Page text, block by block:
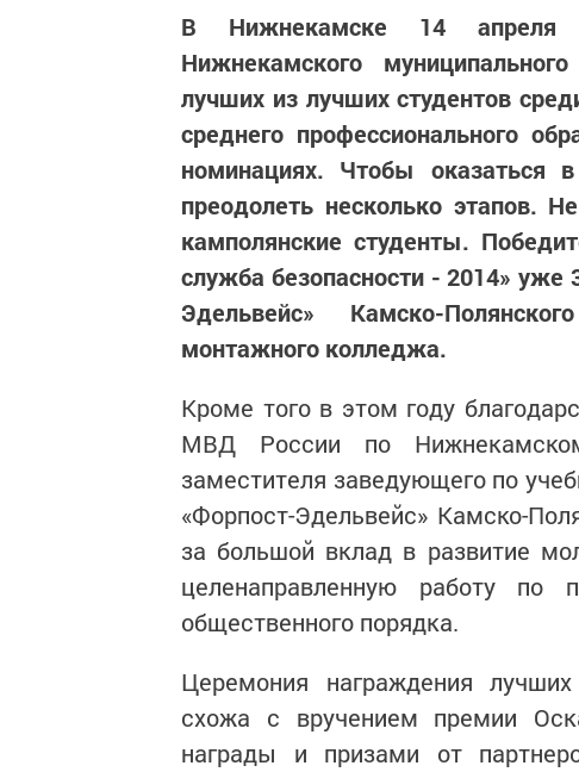
В Нижнекамске 14 апреля
Нижнекамского
лучших из лучших студентов
среднего профессионального
номинациях. Чтобы оказаться
преодолеть несколько этапов.
камполянские студенты.
служба безопасности - 2014» уже
Эдельвейс» Камско-
монтажного колледжа.
Кроме того в этом году
МВД России по
заместителя заведующего по
«Форпост-Эдельвейс» Камско-
за большой вклад в развитие
целенаправленную работу по
общественного порядка.
Церемония награждения
схожа с вручением премии
награды и призами от